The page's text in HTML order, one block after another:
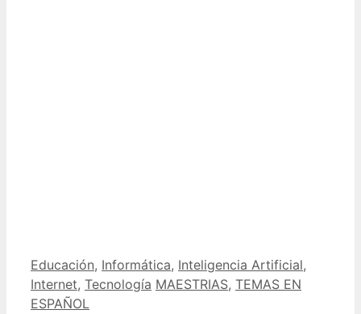
Categorías
Educación, Informática, Inteligencia Artificial,
Internet, Tecnología Etiquetas
MAESTRIAS, TEMAS EN
ESPAÑOL